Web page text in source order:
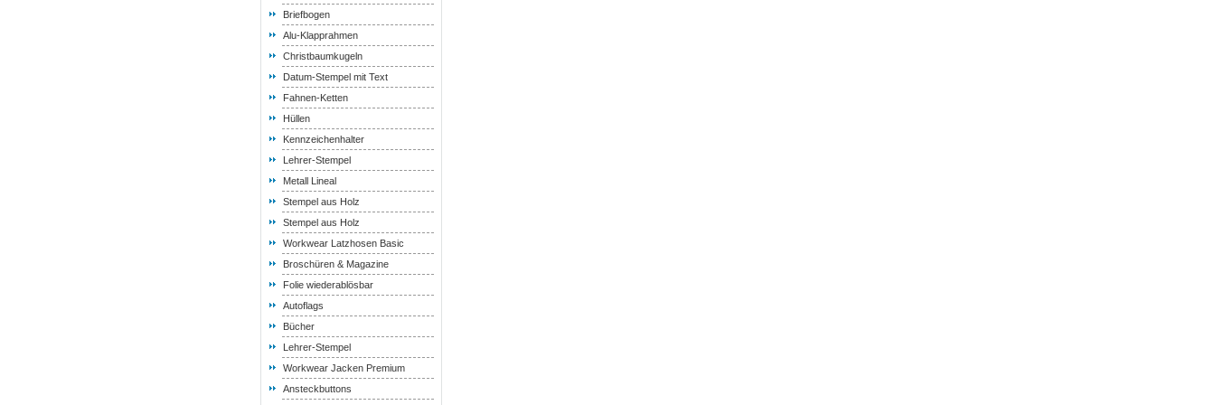
Briefbogen
Alu-Klapprahmen
Christbaumkugeln
Datum-Stempel mit Text
Fahnen-Ketten
Hüllen
Kennzeichenhalter
Lehrer-Stempel
Metall Lineal
Stempel aus Holz
Stempel aus Holz
Workwear Latzhosen Basic
Broschüren & Magazine
Folie wiederablösbar
Autoflags
Bücher
Lehrer-Stempel
Workwear Jacken Premium
Ansteckbuttons